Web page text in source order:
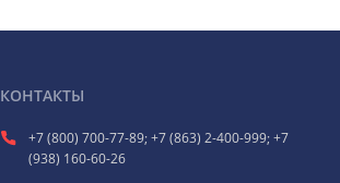
КОНТАКТЫ
+7 (800) 700-77-89; +7 (863) 2-400-999; +7
(938) 160-60-26